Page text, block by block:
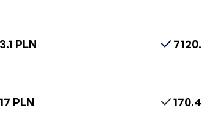
PLN
PLN